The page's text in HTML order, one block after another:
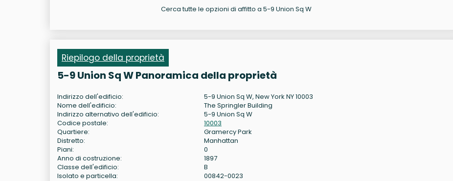
Cerca tutte le opzioni di affitto a 5-9 Union Sq W
Riepilogo della proprietà
5-9 Union Sq W Panoramica della proprietà
Indirizzo dell'edificio:
5-9 Union Sq W, New York NY 10003
Nome dell'edificio:
The Springler Building
Indirizzo alternativo dell'edificio:
5-9 Union Sq W
Codice postale:
10003
Quartiere:
Gramercy Park
Distretto:
Manhattan
Piani:
0
Anno di costruzione:
1897
Classe dell'edificio:
B
Isolato e particella:
00842-0023